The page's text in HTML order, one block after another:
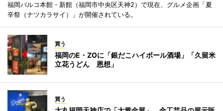
福岡パルコ本館・新館（福岡市中央区天神2）で現在、グルメ企画「夏
辛祭（ナツカラサイ）」が開催されている。
買う
福岡のE・ZOに「銀だこハイボール酒場」「久留米
立花うどん 恩想」
買う